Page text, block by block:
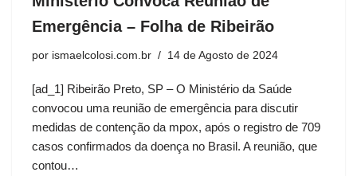
Emergência – Folha de Ribeirão
por ismaelcolosi.com.br 14 de Agosto de 2024
[ad_1] Ribeirão Preto, SP – O Ministério da Saúde
convocou uma reunião de emergência para discutir
medidas de contenção da mpox, após o registro de 709
casos confirmados da doença no Brasil. A reunião, que
contou…